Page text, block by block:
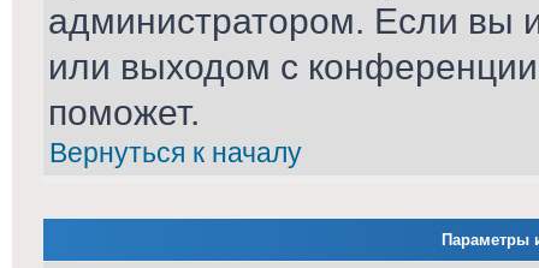
администратором. Если вы
или выходом с
поможет.
Вернуться к началу
Параметры